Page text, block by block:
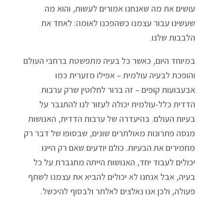
עושים את מה שאנחנו אמורים לעשות, והוא מה
שעשינו עבור עצמנו כשהפכנו לאומה: לאחד את
הלבבות שלנו.
במיוחד היום, כאשר כל בעיה מתפשטת ברחבי העולם
והופכת לבעיה עולמית – אפילו מזערית כמו
אבעבועות קופים – זה ברור לחלוטין שרק ערבות
הדדית כלל-עולמית יכולה לעזור לנו להתגבר על
בעיות העולם. בהיעדרה של ערבות הדדית, האנושות
מנסה פתרונות מאולתרים שונים, שבסופו של דבר רק
מחמירים את הבעיות. כולם יודעים שאם רק היינו
יכולים לעבוד יחד, האנושות הייתה מתגברת על כל
בעיה, אבל אנחנו לא יכולים להביא את עצמנו לשתף
פעולה, ולכן אנו נאלצים לאלתר ולבסוף להיכשל.